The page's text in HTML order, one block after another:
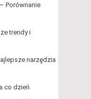
Porównanie
trendy i
narzędzia
co dzień